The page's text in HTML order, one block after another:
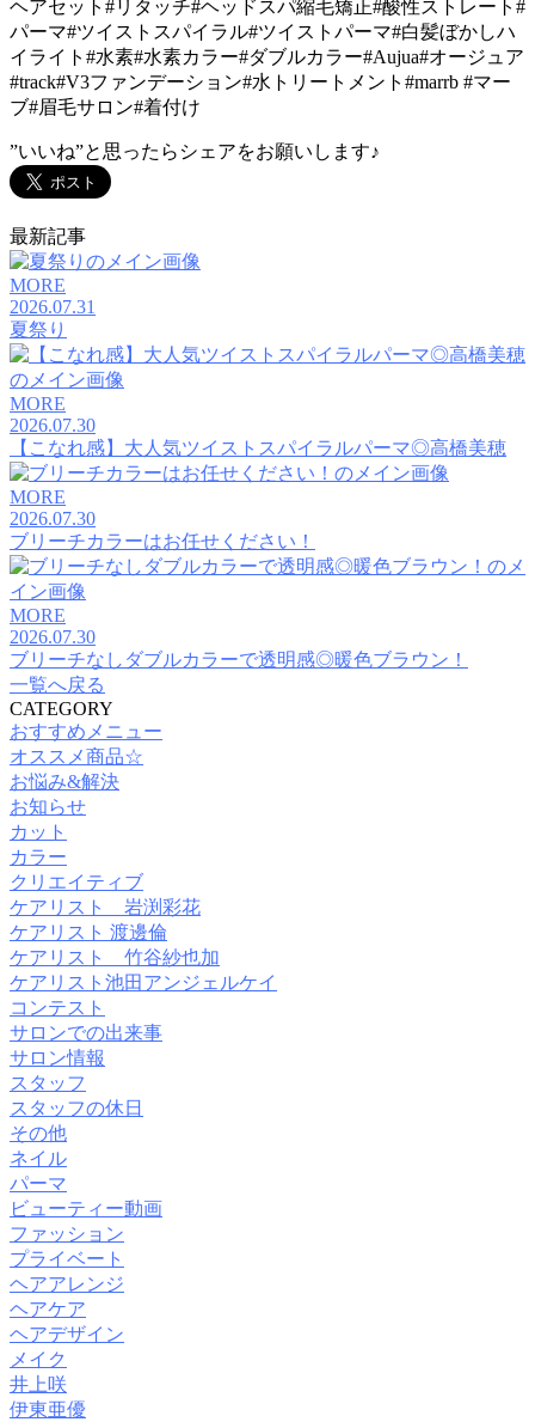
ヘアセット #リタッチ#ヘッドスパ縮毛矯正#酸性ストレート #
パーマ#ツイストスパイラル#ツイストパーマ#白髪ぼかしハ
イライト #水素#水素カラー#ダブルカラー#Aujua#オージュア
#track#V3ファンデーション#水トリートメント #marrb #マー
ブ#眉毛サロン#着付け
”いいね”と思ったらシェアをお願いします♪
最新記事
MORE
2026.07.31
夏祭り
MORE
2026.07.30
【こなれ感】大人気ツイストスパイラルパーマ◎高橋美穂
MORE
2026.07.30
ブリーチカラーはお任せください！
MORE
2026.07.30
ブリーチなしダブルカラーで透明感◎暖色ブラウン！
一覧へ戻る
CATEGORY
おすすめメニュー
オススメ商品☆
お悩み&解決
お知らせ
カット
カラー
クリエイティブ
ケアリスト 岩渕彩花
ケアリスト 渡邊倫
ケアリスト 竹谷紗也加
ケアリスト池田アンジェルケイ
コンテスト
サロンでの出来事
サロン情報
スタッフ
スタッフの休日
その他
ネイル
パーマ
ビューティー動画
ファッション
プライベート
ヘアアレンジ
ヘアケア
ヘアデザイン
メイク
井上咲
伊東亜優